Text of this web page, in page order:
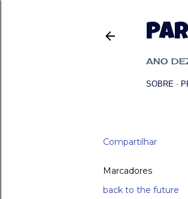
ANO
SOBRE
Compartilhar
Marcadores
back to the future